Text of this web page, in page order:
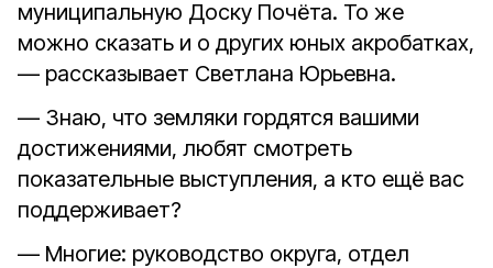
муниципальную Доску Почёта. То же
можно сказать и о других юных акробатках,
— рассказывает Светлана Юрьевна.
— Знаю, что земляки гордятся вашими
достижениями, любят смотреть
показательные выступления, а кто ещё вас
поддерживает?
— Многие: руководство округа, отдел